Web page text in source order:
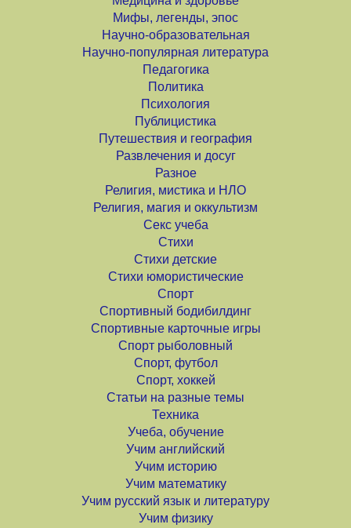
Мифы, легенды, эпос
Научно-образовательная
Научно-популярная литература
Педагогика
Политика
Психология
Публицистика
Путешествия и география
Развлечения и досуг
Разное
Религия, мистика и НЛО
Религия, магия и оккультизм
Секс учеба
Стихи
Стихи детские
Стихи юмористические
Спорт
Спортивный бодибилдинг
Спортивные карточные игры
Спорт рыболовный
Спорт, футбол
Спорт, хоккей
Статьи на разные темы
Техника
Учеба, обучение
Учим английский
Учим историю
Учим математику
Учим русский язык и литературу
Учим физику